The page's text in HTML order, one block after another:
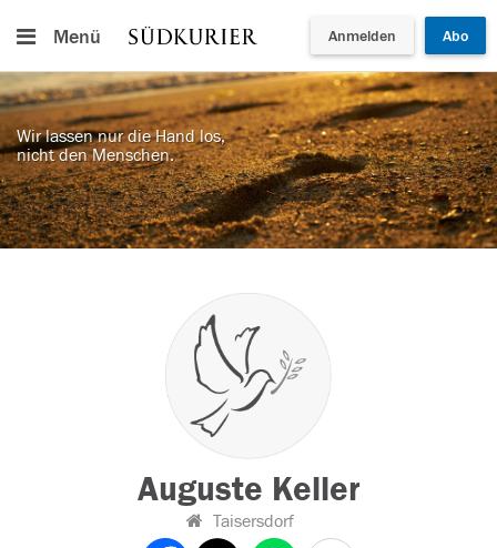
Menü Anmelden Abo
Wir lassen nur die Hand los,
nicht den Menschen.
Auguste Keller
Taisersdorf